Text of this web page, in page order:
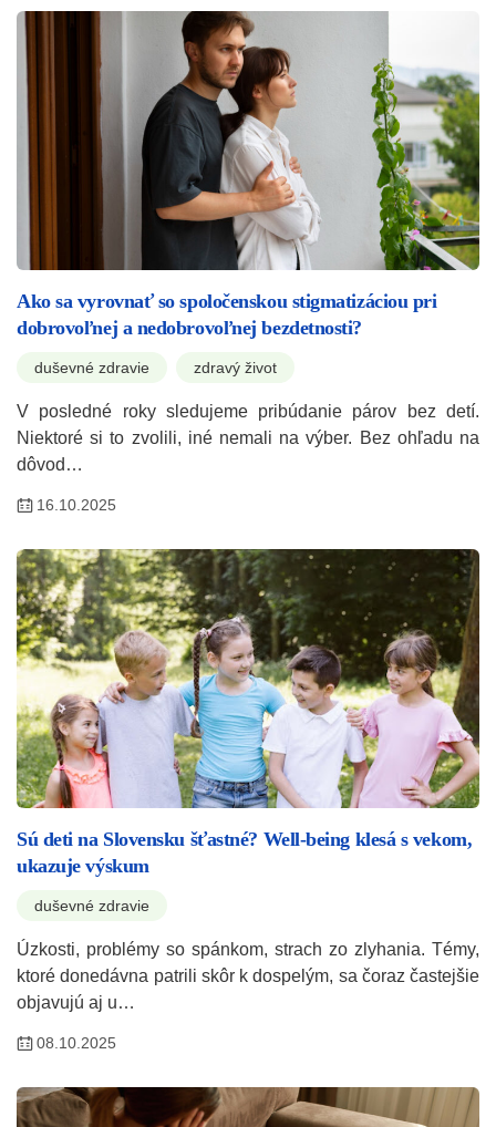
Ako sa vyrovnať so spoločenskou stigmatizáciou pri
dobrovoľnej a nedobrovoľnej bezdetnosti?
duševné zdravie zdravý život
V posledné roky sledujeme pribúdanie párov bez detí.
Niektoré si to zvolili, iné nemali na výber. Bez ohľadu na
dôvod…
16.10.2025
Sú deti na Slovensku šťastné? Well-being klesá s vekom,
ukazuje výskum
duševné zdravie
Úzkosti, problémy so spánkom, strach zo zlyhania. Témy,
ktoré donedávna patrili skôr k dospelým, sa čoraz častejšie
objavujú aj u…
08.10.2025